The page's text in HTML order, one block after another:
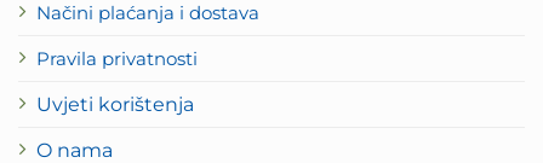
Načini plaćanja i dostava
Pravila privatnosti
Uvjeti korištenja
O nama